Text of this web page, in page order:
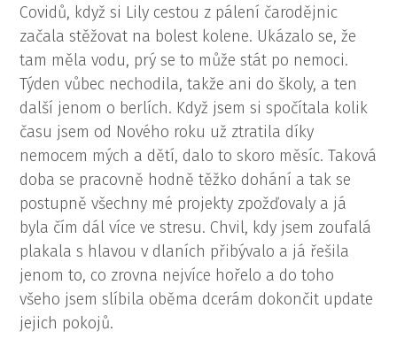
Covidů, když si Lily cestou z pálení čarodějnic
začala stěžovat na bolest kolene. Ukázalo se, že
tam měla vodu, prý se to může stát po nemoci.
Týden vůbec nechodila, takže ani do školy, a ten
další jenom o berlích. Když jsem si spočítala kolik
času jsem od Nového roku už ztratila díky
nemocem mých a dětí, dalo to skoro měsíc. Taková
doba se pracovně hodně těžko dohání a tak se
postupně všechny mé projekty zpožďovaly a já
byla čím dál více ve stresu. Chvil, kdy jsem zoufalá
plakala s hlavou v dlaních přibývalo a já řešila
jenom to, co zrovna nejvíce hořelo a do toho
všeho jsem slíbila oběma dcerám dokončit update
jejich pokojů.